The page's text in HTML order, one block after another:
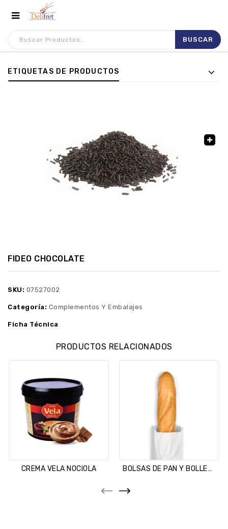
ETIQUETAS DE PRODUCTOS
FIDEO CHOCOLATE
SKU: 07527002
Categoría: Complementos Y Embalajes
Ficha Técnica
PRODUCTOS RELACIONADOS
CREMA VELA NOCIOLA BOLSAS DE PAN Y BOLLERIA